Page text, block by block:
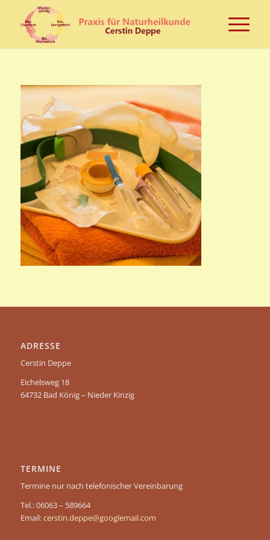
ADRESSE
Cerstin Deppe
Eichelsweg 18
64732 Bad König – Nieder Kinzig
TERMINE
Termine nur nach telefonischer Vereinbarung
Tel.: 06063 – 589664
Email:cerstin.deppe@googlemail.com